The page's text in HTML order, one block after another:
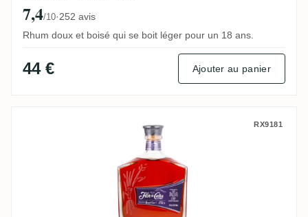
7,4/10·252 avis
Rhum doux et boisé qui se boit léger pour un 18 ans.
44 € Ajouter au panier
Flor de Caña Flor de Caña 130th RX9181